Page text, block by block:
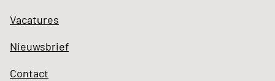
Vacatures
Nieuwsbrief
Contact